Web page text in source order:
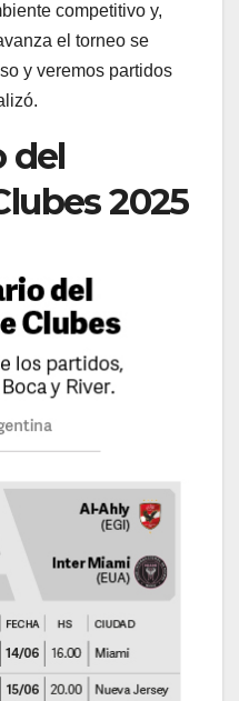
competitivo y,
el torneo se
y veremos partidos
del
2025